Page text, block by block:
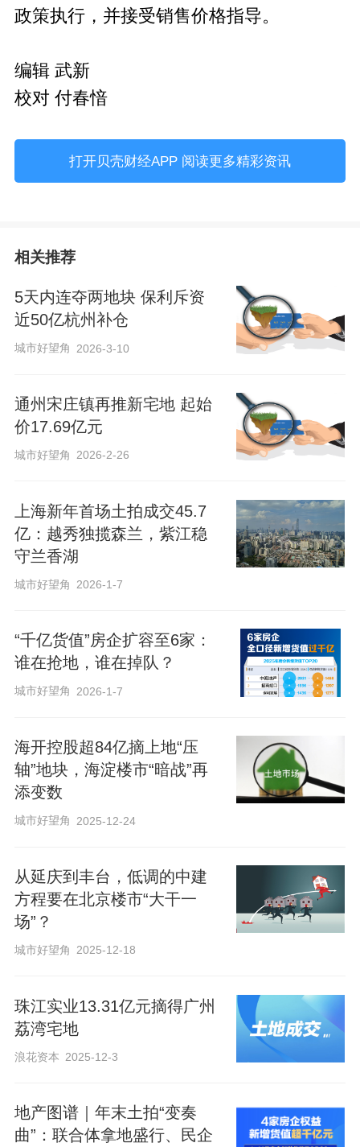
政策执行，并接受销售价格指导。
编辑 武新
校对 付春愔
打开贝壳财经APP 阅读更多精彩资讯
相关推荐
5天内连夺两地块 保利斥资
近50亿杭州补仓
城市好望角 2026-3-10
通州宋庄镇再推新宅地 起始
价17.69亿元
城市好望角 2026-2-26
上海新年首场土拍成交45.7
亿：越秀独揽森兰，紫江稳
守兰香湖
城市好望角 2026-1-7
“千亿货值”房企扩容至6家：
谁在抢地，谁在掉队？
城市好望角 2026-1-7
海开控股超84亿摘上地“压
轴”地块，海淀楼市“暗战”再
添变数
城市好望角 2025-12-24
从延庆到丰台，低调的中建
方程要在北京楼市“大干一
场”？
城市好望角 2025-12-18
珠江实业13.31亿元摘得广州
荔湾宅地
浪花资本 2025-12-3
地产图谱｜年末土拍“变奏
曲”：联合体拿地盛行、民企